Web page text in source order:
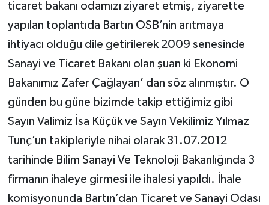
ticaret bakanı odamızı ziyaret etmiş, ziyarette
yapılan toplantıda Bartın OSB’nin arıtmaya
ihtiyacı olduğu dile getirilerek 2009 senesinde
Sanayi ve Ticaret Bakanı olan şuan ki Ekonomi
Bakanımız Zafer Çağlayan’ dan söz alınmıştır. O
günden bu güne bizimde takip ettiğimiz gibi
Sayın Valimiz İsa Küçük ve Sayın Vekilimiz Yılmaz
Tunç’un takipleriyle nihai olarak 31.07.2012
tarihinde Bilim Sanayi Ve Teknoloji Bakanlığında 3
firmanın ihaleye girmesi ile ihalesi yapıldı. İhale
komisyonunda Bartın’dan Ticaret ve Sanayi Odası
YEREL